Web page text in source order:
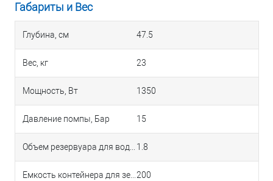
Габариты и Вес
Глубина, см 47.5
Вес, кг 23
Мощность, Вт 1350
Давление помпы, Бар 15
Объем резервуара для воды, л 1.8
Емкость контейнера для зерен, г200